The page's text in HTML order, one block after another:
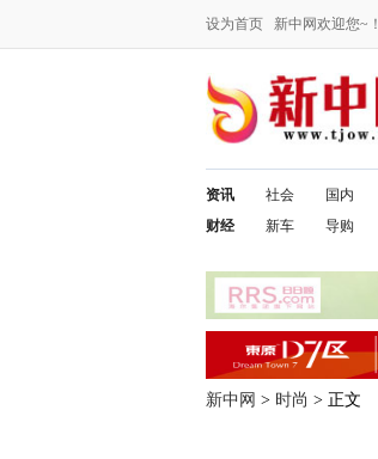
设为首页 新中网欢迎您~！
资讯
财经
社会
新车
国内
导购
新中网 > 时尚 > 正文